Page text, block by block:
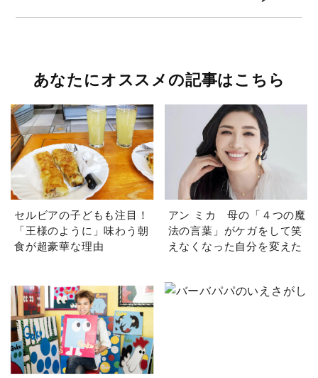
あなたにオススメの記事はこちら
セルビアの子どもも注目！
「王様のように」味わう朝
食が超豪華な理由
アン ミカ 母の「４つの魔
法の言葉」がケガをして笑
えなくなった自分を変えた